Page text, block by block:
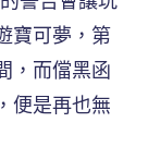
寶可夢，第
，而儅黑函
便是再也無